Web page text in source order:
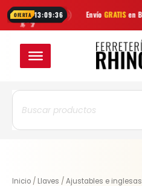
OFERTA 13:09:36Envío GRATISen Bogotá
contenido
Búsqueda
productos
Inicio / Llaves /Ajustables e inglesas